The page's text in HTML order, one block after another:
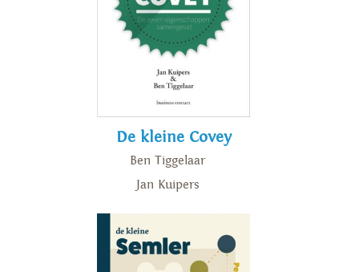
De kleine Covey
Ben Tiggelaar
Jan Kuipers